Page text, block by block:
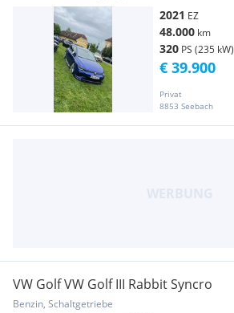
2021 EZ
48.000 km
320 PS (235 kW)
Privat
8853 Seebach
€ 39.900
VW Golf VW Golf III Rabbit Syncro
Benzin, Schaltgetriebe